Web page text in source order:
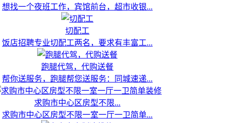
想找一个夜班工作，宾馆前台，超市收银...
切配工
饭店招聘专业切配工两名，要求有丰富工...
跑腿代驾，代购送餐
帮你送服务，跑腿帮您送服务：同城速递...
求购市中心区房型不限...
求购市中心区房型不限一室一厅一卫简单...